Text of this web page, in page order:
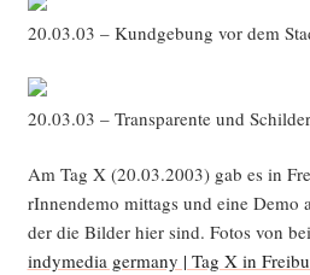
20.03.03 – Kund­ge­bung vor dem
20.03.03 – Trans­pa­ren­te und
Am Tag X (20.03.2003) gab es in
rIn­nen­de­mo mit­tags und eine Demo
der die Bil­der hier sind. Fotos von
indy­me­dia ger­ma­ny | Tag X in